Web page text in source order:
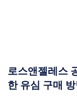
로스앤젤레스
한 유심 구매